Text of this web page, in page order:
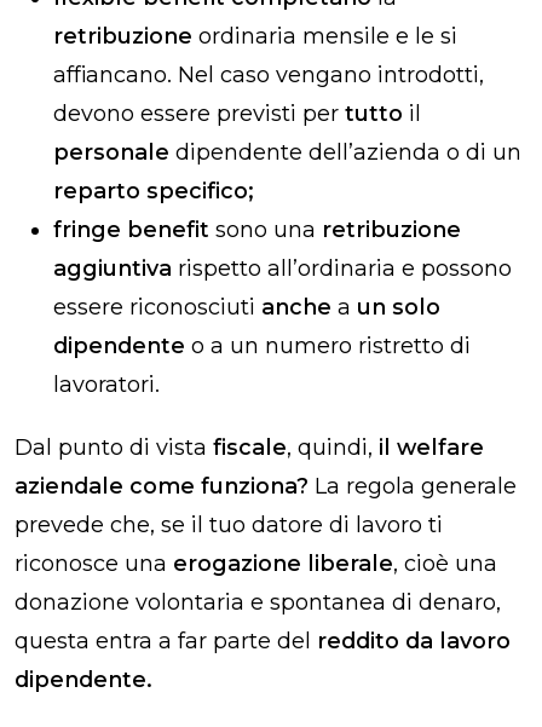
retribuzione ordinaria mensile e le si
affiancano. Nel caso vengano introdotti,
devono essere previsti per tutto il
personale dipendente dell’azienda o di un
reparto specifico;
fringe benefit sono una retribuzione
aggiuntiva rispetto all’ordinaria e possono
essere riconosciuti anche a un solo
dipendente o a un numero ristretto di
lavoratori.
Dal punto di vista fiscale, quindi, il welfare
aziendale come funziona? La regola generale
prevede che, se il tuo datore di lavoro ti
riconosce una erogazione liberale, cioè una
donazione volontaria e spontanea di denaro,
questa entra a far parte del reddito da lavoro
dipendente.